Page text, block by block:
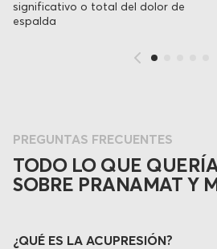
significativo o total del dolor de
espalda
PREGUNTAS FRECUENTES
TODO LO QUE
SOBRE PRANAMAT Y
¿QUÉ ES LA ACUPRESIÓN?